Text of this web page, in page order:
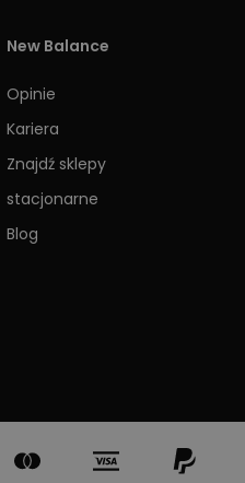
New Balance
Opinie
Kariera
Znajdź sklepy
stacjonarne
Blog